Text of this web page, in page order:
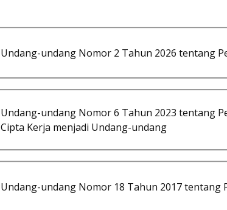
Undang-undang Nomor 2 Tahun 2026 tentang
Undang-undang Nomor 6 Tahun 2023 tentang
Cipta Kerja menjadi Undang-undang
Undang-undang Nomor 18 Tahun 2017 tentang